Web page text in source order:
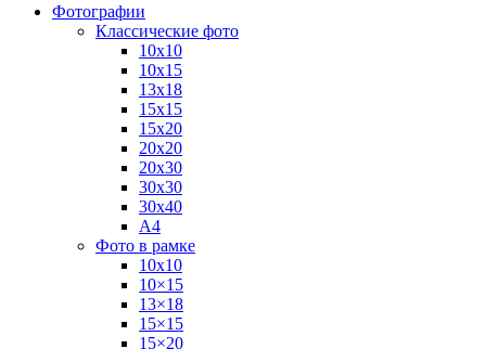
Фотографии
Классические фото
10х10
10х15
13х18
15х15
15х20
20х20
20х30
30х30
30х40
А4
Фото в рамке
10х10
10×15
13×18
15×15
15×20